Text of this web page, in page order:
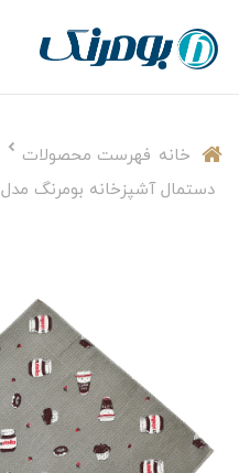
خانه فهرست محصولات
دستمال آشپزخانه بومرنگ مدل Nutella بسته دو عددی